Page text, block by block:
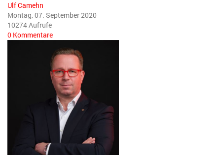
Ulf Camehn
Montag, 07. September 2020
10274 Aufrufe
0 Kommentare